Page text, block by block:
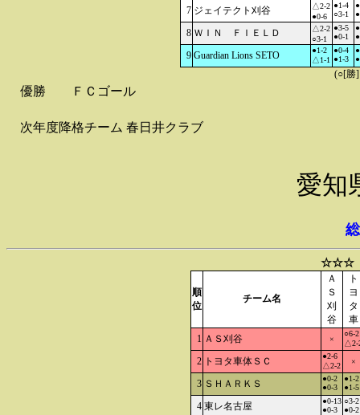
7 ジェイテクト刈谷
△2-2
●0-6
●1-4
○3-1
8 ＷＩＮ ＦＩＥＬＤ
△2-2
○3-1
●3-5
●0-1
9 Guardian Lions SETO
●1-2
△1-1
●0-4
●1-3
(○[勝
優勝 ＦＣゴール
次年度降格チーム 春日井クラブ
愛知
☆☆☆
順
位
チーム名
Ａ
Ｓ
刈
谷
ト
ヨ
タ
車
1 ＡＳ刈谷 ×
○6-2
△2-
2 トヨタ車体ＳＣ
●2-6
△2-2
×
3 ＳＨＡＲＫＳ
●0-2
●0-3
●1-2
●1-5
4 東レ名古屋
●0-13
●0-3
○3-2
●0-2